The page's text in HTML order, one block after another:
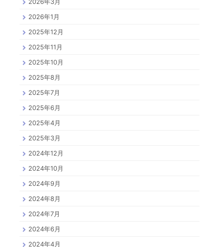
2026年3月
2026年1月
2025年12月
2025年11月
2025年10月
2025年8月
2025年7月
2025年6月
2025年4月
2025年3月
2024年12月
2024年10月
2024年9月
2024年8月
2024年7月
2024年6月
2024年4月